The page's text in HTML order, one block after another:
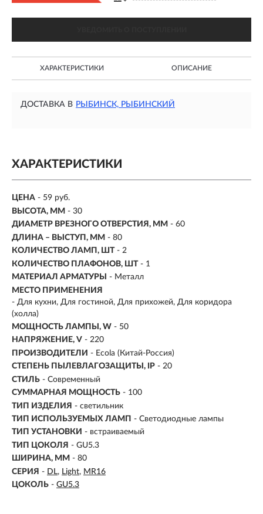
ХАРАКТЕРИСТИКИ ОПИСАНИЕ
ДОСТАВКА В РЫБИНСК, РЫБИНСКИЙ
ХАРАКТЕРИСТИКИ
ЦЕНА - 59 руб.
ВЫСОТА, ММ - 30
ДИАМЕТР ВРЕЗНОГО ОТВЕРСТИЯ, ММ - 60
ДЛИНА – ВЫСТУП, ММ - 80
КОЛИЧЕСТВО ЛАМП, ШТ - 2
КОЛИЧЕСТВО ПЛАФОНОВ, ШТ - 1
МАТЕРИАЛ АРМАТУРЫ
- Металл
МЕСТО ПРИМЕНЕНИЯ
- Для кухни, Для гостиной, Для прихожей, Для коридора
(холла)
МОЩНОСТЬ ЛАМПЫ, W - 50
НАПРЯЖЕНИЕ, V - 220
ПРОИЗВОДИТЕЛИ - Ecola (Китай-Россия)
СТЕПЕНЬ ПЫЛЕВЛАГОЗАЩИТЫ, IP - 20
СТИЛЬ - Современный
СУММАРНАЯ МОЩНОСТЬ - 100
ТИП ИЗДЕЛИЯ - светильник
ТИП ИСПОЛЬЗУЕМЫХ ЛАМП - Светодиодные лампы
ТИП УСТАНОВКИ - встраиваемый
ТИП ЦОКОЛЯ - GU5.3
ШИРИНА, ММ - 80
СЕРИЯ - DL Light
MR16
ЦОКОЛЬ - GU5.3